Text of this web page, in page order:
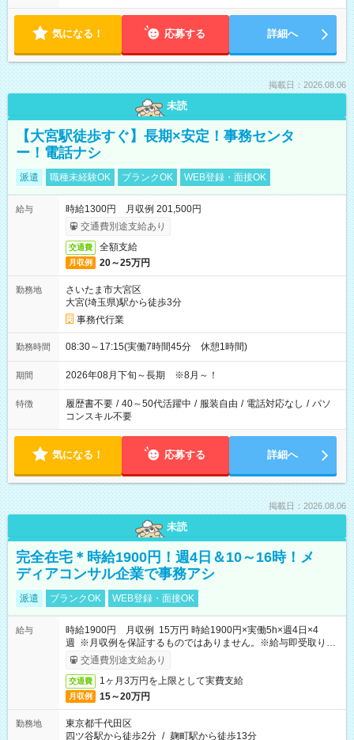
気になる！ 応募する 詳細へ
掲載日：2026.08.06
未読
【大宮駅徒歩すぐ】長期×安定！事務センタ
ー！電話ナシ
派遣 職種未経験OK ブランクOK WEB登録・面接OK
給与
時給1300円 月収例 201,500円
交通費別途支給あり
交通費 全額支給
月収例 20～25万円
勤務地
さいたま市大宮区
大宮(埼玉県)駅から徒歩3分
事務代行業
勤務時間 08:30～17:15(実働7時間45分 休憩1時間)
期間 2026年08月下旬～長期 ※8月～！
特徴 履歴書不要 / 40～50代活躍中 / 服装自由 / 電話対応なし / パソ
コンスキル不要
気になる！ 応募する 詳細へ
掲載日：2026.08.06
未読
完全在宅＊時給1900円！週4日＆10～16時！メ
ディアコンサル企業で事務アシ
派遣 ブランクOK WEB登録・面接OK
給与
時給1900円 月収例 15万円 時給1900円×実働5h×週4日×4
週 ※月収例を保証するものではありません。※給与即受取りサ
ービス利用可（利用条件有）
交通費別途支給あり
交通費 1ヶ月3万円を上限として実費支給
月収例 15～20万円
勤務地
東京都千代田区
四ツ谷駅から徒歩2分 / 麹町駅から徒歩13分